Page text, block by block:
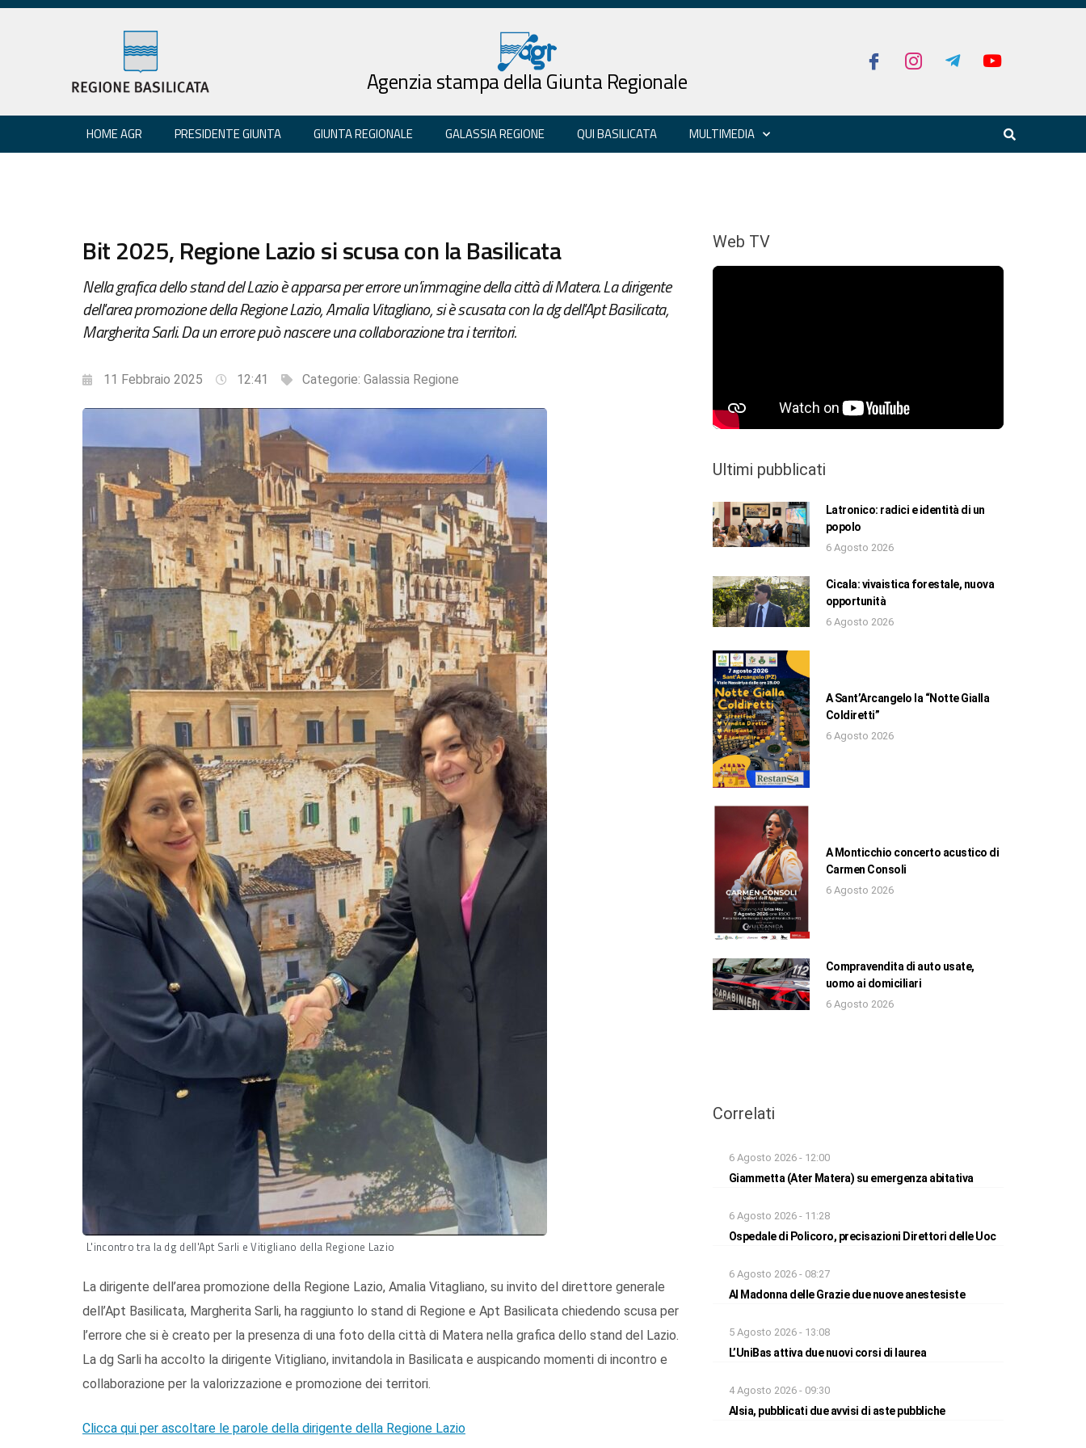
Agenzia stampa della Giunta Regionale
HOME AGR PRESIDENTE GIUNTA GIUNTA REGIONALE GALASSIA REGIONE QUI BASILICATA MULTIMEDIA
Bit 2025, Regione Lazio si scusa con la Basilicata
Nella grafica dello stand del Lazio è apparsa per errore un'immagine della città di Matera. La dirigente
dell'area promozione della Regione Lazio, Amalia Vitagliano, si è scusata con la dg dell'Apt Basilicata,
Margherita Sarli. Da un errore può nascere una collaborazione tra i territori.
11 Febbraio 2025 12:41 Categorie: Galassia Regione
L'incontro tra la dg dell'Apt Sarli e Vitigliano della Regione Lazio
La dirigente dell’area promozione della Regione Lazio, Amalia Vitagliano, su invito del direttore generale
dell’Apt Basilicata, Margherita Sarli, ha raggiunto lo stand di Regione e Apt Basilicata chiedendo scusa per
l’errore che si è creato per la presenza di una foto della città di Matera nella grafica dello stand del Lazio.
La dg Sarli ha accolto la dirigente Vitigliano, invitandola in Basilicata e auspicando momenti di incontro e
collaborazione per la valorizzazione e promozione dei territori.
Clicca qui per ascoltare le parole della dirigente della Regione Lazio
Web TV
Ultimi pubblicati
Latronico: radici e identità di un
popolo
6 Agosto 2026
Cicala: vivaistica forestale, nuova
opportunità
6 Agosto 2026
A Sant’Arcangelo la “Notte Gialla
Coldiretti”
6 Agosto 2026
A Monticchio concerto acustico di
Carmen Consoli
6 Agosto 2026
Compravendita di auto usate,
uomo ai domiciliari
6 Agosto 2026
Correlati
6 Agosto 2026 - 12:00
Giammetta (Ater Matera) su emergenza abitativa
6 Agosto 2026 - 11:28
Ospedale di Policoro, precisazioni Direttori delle Uoc
6 Agosto 2026 - 08:27
Al Madonna delle Grazie due nuove anestesiste
5 Agosto 2026 - 13:08
L’UniBas attiva due nuovi corsi di laurea
4 Agosto 2026 - 09:30
Alsia, pubblicati due avvisi di aste pubbliche